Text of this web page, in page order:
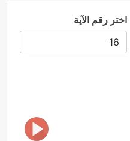
اختر رقم الآية